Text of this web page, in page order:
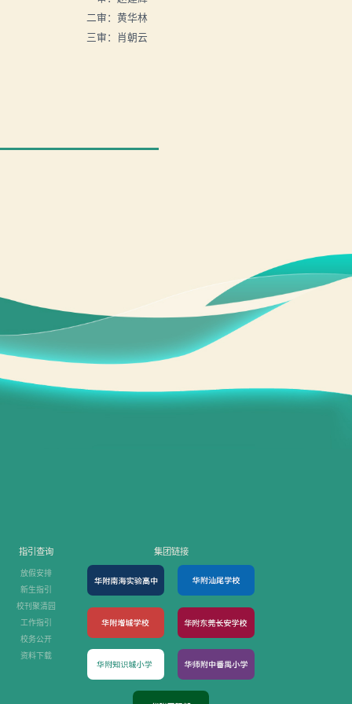
二审：黄华林
三审：肖朝云
指引查询
放假安排
新生指引
校刊聚清园
工作指引
校务公开
资料下载
集团链接